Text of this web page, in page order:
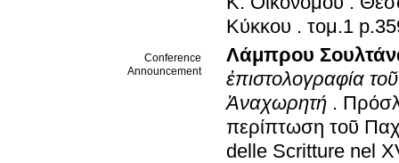
Κύκκου . τομ.1
Conference
Announcement
Λάμπρου
ἐπιστολογραφία
Ἀναχωρητή .
περίπτωση τοῦ
delle Scritture nel